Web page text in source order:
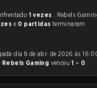
Gaming e Team Secret haviam se enfrentado 1 vezes . Rebels
e 0 partidas terminaram
Rebels Gaming venceu1 - 0 .